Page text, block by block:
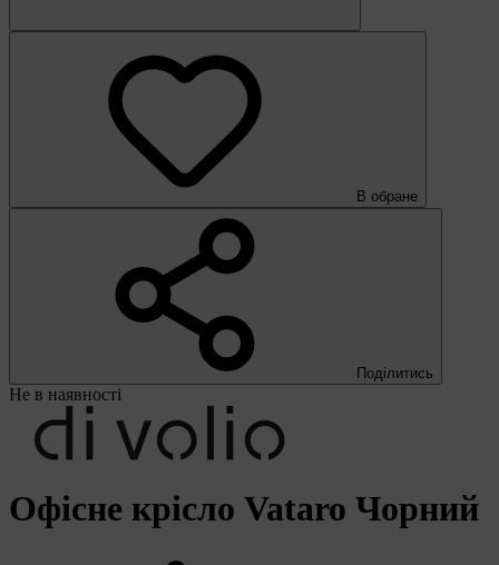
В обране
Поділитись
Не в наявності
Офісне крісло Vataro Чорний